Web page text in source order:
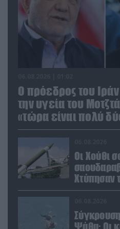
Ο πρόεδρος του
την υγεία του
«τώρα είναι πολύ
επικοινωνία»
Οι Χούθι
Χτύπησαν
ημέρα
Ψάθα: Οι